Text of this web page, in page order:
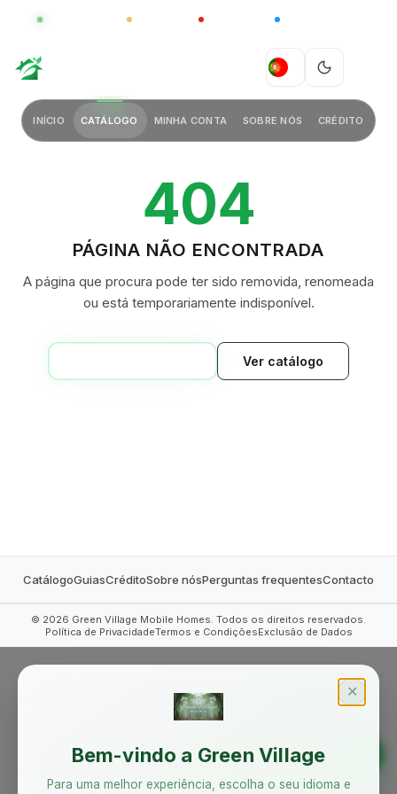
GLOBAL CHINA
PT
INÍCIO CATÁLOGO MINHA CONTA SOBRE NÓS CRÉDITO
404
PÁGINA NÃO ENCONTRADA
A página que procura pode ter sido removida, renomeada
ou está temporariamente indisponível.
Ver catálogo
CatálogoGuiasCréditoSobre nósPerguntas frequentesContacto
© 2026 Green Village Mobile Homes. Todos os direitos reservados.
Política de PrivacidadeTermos e CondiçõesExclusão de Dados
✕
Bem-vindo a Green Village
Para uma melhor experiência, escolha o seu idioma e